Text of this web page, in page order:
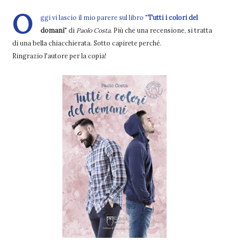
O ggi vi lascio il mio parere sul libro "Tutti i colori del
domani" di Paolo Costa. Più che una recensione, si tratta
di una bella chiacchierata. Sotto capirete perché.
Ringrazio l'autore per la copia!